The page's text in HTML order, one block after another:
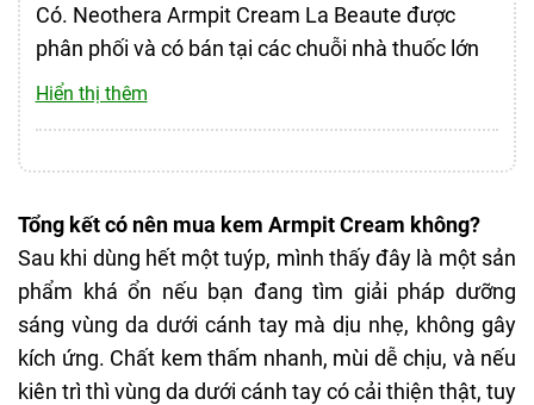
Có. Neothera Armpit Cream La Beaute được
phân phối và có bán tại các chuỗi nhà thuốc lớn
như Nhà thuốc Long Châu, Hasaki và các sàn
Hiển thị thêm
Tổng kết có nên mua kem Armpit Cream không?
Sau khi dùng hết một tuýp, mình thấy đây là một sản
phẩm khá ổn nếu bạn đang tìm giải pháp dưỡng
sáng vùng da dưới cánh tay mà dịu nhẹ, không gây
kích ứng. Chất kem thấm nhanh, mùi dễ chịu, và nếu
kiên trì thì vùng da dưới cánh tay có cải thiện thật, tuy